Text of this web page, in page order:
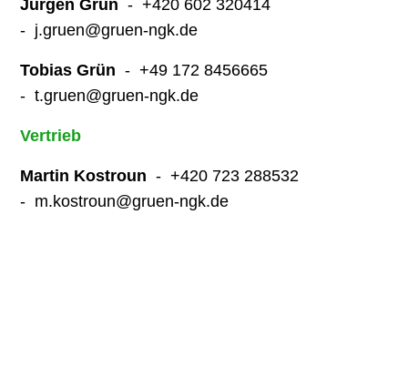
Jürgen Grün - +420 602 320414
- j.gruen@gruen-ngk.de
Tobias Grün- +49 172 8456665
- t.gruen@gruen-ngk.de
Vertrieb
Martin Kostroun - +420 723 288532
- m.kostroun@gruen-ngk.de